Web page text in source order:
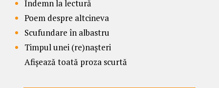
Îndemn la lectură
Poem despre altcineva
Scufundare în albastru
Timpul unei (re)nașteri
Afișează toată proza scurtă